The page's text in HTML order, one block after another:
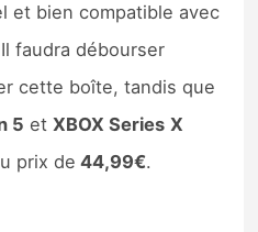
et bien compatible avec
faudra débourser
cette boîte, tandis que
5 etXBOX Series X
prix de 44,99€.